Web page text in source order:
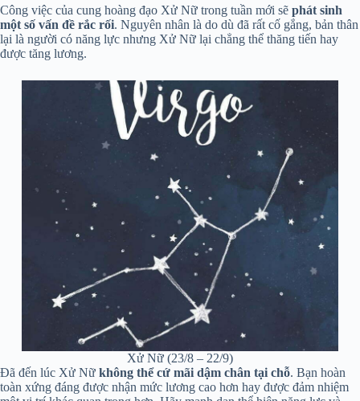
Công việc của cung hoàng đạo Xử Nữ trong tuần mới sẽ phát sinh
một số vấn đề rắc rối. Nguyên nhân là do dù đã rất cố gắng, bản thân
lại là người có năng lực nhưng Xử Nữ lại chẳng thể thăng tiến hay
được tăng lương.
Xử Nữ (23/8 – 22/9)
Đã đến lúc Xử Nữ không thể cứ mãi dậm chân tại chỗ. Bạn hoàn
toàn xứng đáng được nhận mức lương cao hơn hay được đảm nhiệm